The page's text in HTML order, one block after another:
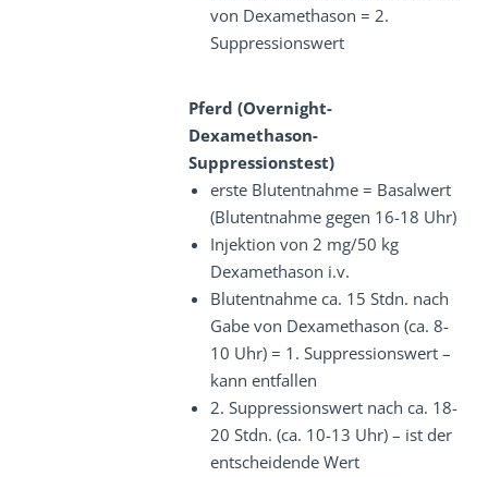
von Dexamethason = 2.
Suppressionswert
Pferd (Overnight-
Dexamethason-
Suppressionstest)
erste Blutentnahme = Basalwert
(Blutentnahme gegen 16-18 Uhr)
Injektion von 2 mg/50 kg
Dexamethason i.v.
Blutentnahme ca. 15 Stdn. nach
Gabe von Dexamethason (ca. 8-
10 Uhr) = 1. Suppressionswert –
kann entfallen
2. Suppressionswert nach ca. 18-
20 Stdn. (ca. 10-13 Uhr) – ist der
entscheidende Wert